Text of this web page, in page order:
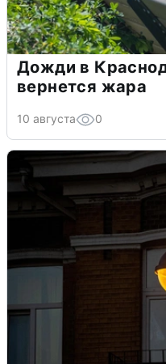
Дожди в
вернется жара
10 августа 0